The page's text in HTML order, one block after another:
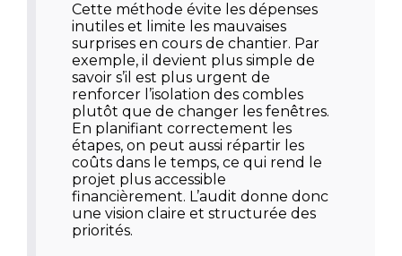
Cette méthode évite les dépenses
inutiles et limite les mauvaises
surprises en cours de chantier. Par
exemple, il devient plus simple de
savoir s’il est plus urgent de
renforcer l’isolation des combles
plutôt que de changer les fenêtres.
En planifiant correctement les
étapes, on peut aussi répartir les
coûts dans le temps, ce qui rend le
projet plus accessible
financièrement. L’audit donne donc
une vision claire et structurée des
priorités.